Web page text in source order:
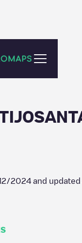
2024 and updated